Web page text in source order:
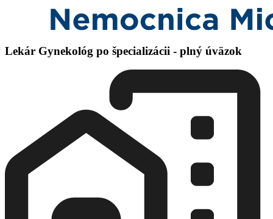
Lekár Gynekológ po špecializácii - plný úväzok